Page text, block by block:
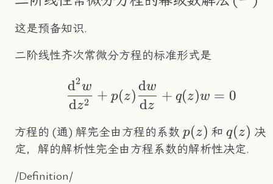
这是预备知识.
二阶线性齐次常微分方程的标准形式是
dz2
d2w
+ p(z)
dz
dw
+ q(z)w = 0
方程的 (通) 解完全由方程的系数 p(z)
p(z) 和 q(z)
q(z) 决
定，解的解析性完全由方程系数的解析性决定.
/Definition/